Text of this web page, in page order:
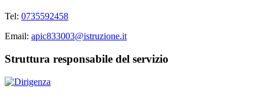
Tel: 0735592458
Email: apic833003@istruzione.it
Struttura responsabile del servizio